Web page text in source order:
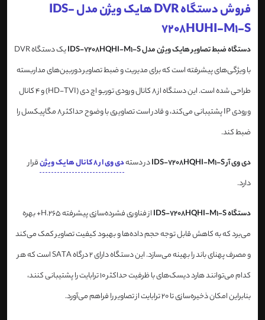
فروش دستگاه DVR هایک ویژن مدل IDS-
7208HUHI-M1-S
دستگاه ضبط تصاویر هایک ویژن مدل IDS-7208HQHI-M1-S
یک دستگاه DVR
با ویژگی‌های پیشرفته است که برای مدیریت و ضبط تصاویر دوربین‌های مداربسته
طراحی شده است. این دستگاه از 8 کانال ورودی توربو اچ دی (HD-TVI) و 4 کانال
ورودی IP پشتیبانی می‌کند، و قادر است تصاویری با وضوح حداکثر 8 مگاپیکسل را
ضبط کند.
دی وی آر IDS-7208HQHI-M1-S در دستهدی وی ار 8 کانال هایک ویژن
قرار
دارد.
دستگاه IDS-7208HQHI-M1-S
از فناوری فشرده‌سازی پیشرفته H.265+ بهره
می‌برد که به کاهش قابل توجه حجم داده‌ها و بهبود کیفیت تصاویر کمک می‌کند
و مصرف پهنای باند را بهینه می‌سازد. این دستگاه دارای 2 درگاه SATA است که هر
کدام می‌توانند هارد دیسک‌های با ظرفیت حداکثر 10 ترابایت را پشتیبانی کنند،
بنابراین امکان ذخیره‌سازی تا 20 ترابایت از تصاویر را فراهم می‌آورد.